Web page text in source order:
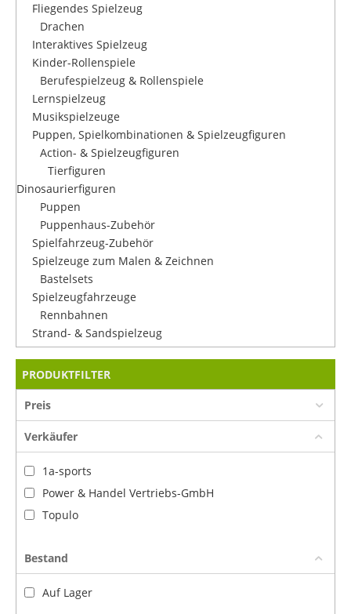
Fliegendes Spielzeug
Drachen
Interaktives Spielzeug
Kinder-Rollenspiele
Berufespielzeug & Rollenspiele
Lernspielzeug
Musikspielzeuge
Puppen, Spielkombinationen & Spielzeugfiguren
Action- & Spielzeugfiguren
Tierfiguren
Dinosaurierfiguren
Puppen
Puppenhaus-Zubehör
Spielfahrzeug-Zubehör
Spielzeuge zum Malen & Zeichnen
Bastelsets
Spielzeugfahrzeuge
Rennbahnen
Strand- & Sandspielzeug
PRODUKTFILTER
Preis
Verkäufer
1a-sports
Power & Handel Vertriebs-GmbH
Topulo
Bestand
Auf Lager